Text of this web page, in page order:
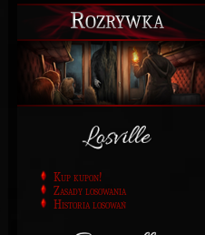
Rozrywka
Kup kupon!
Zasady losowania
Historia losowań